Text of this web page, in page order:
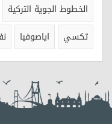
الخطوط الجوية التركية
تكسي
اياصوفيا